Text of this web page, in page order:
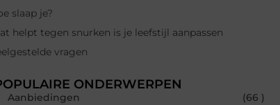
slaap je?
helpt tegen snurken is je leefstijl aanpassen
vragen
ONDERWERPEN
Aanbiedingen
(66 )